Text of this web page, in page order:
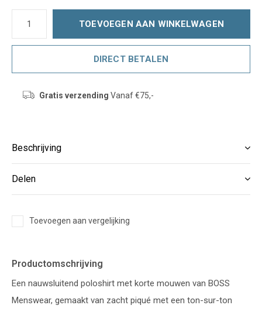
TOEVOEGEN AAN WINKELWAGEN
DIRECT BETALEN
Gratis verzending Vanaf €75,-
Beschrijving
Delen
Toevoegen aan vergelijking
Productomschrijving
Een nauwsluitend poloshirt met korte mouwen van BOSS
Menswear, gemaakt van zacht piqué met een ton-sur-ton